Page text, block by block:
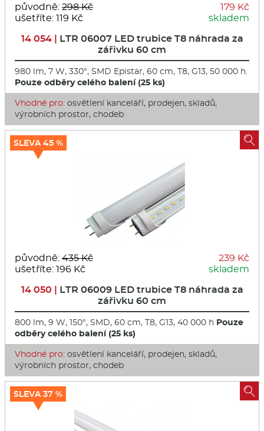
původně: 298 Kč
ušetříte: 119 Kč
179 Kč
skladem
14 054 | LTR 06007 LED trubice T8 náhrada za
zářivku 60 cm
980 lm, 7 W, 330°, SMD Epistar, 60 cm, T8, G13, 50 000 h.
Pouze odběry celého balení (25 ks)
Vhodné pro: osvětlení kanceláří, prodejen, skladů,
výrobních prostor, chodeb
původně: 435 Kč
ušetříte: 196 Kč
239 Kč
skladem
14 050 | LTR 06009 LED trubice T8 náhrada za
zářivku 60 cm
800 lm, 9 W, 150°, SMD, 60 cm, T8, G13, 40 000 h Pouze
odběry celého balení (25 ks)
Vhodné pro: osvětlení kanceláří, prodejen, skladů,
výrobních prostor, chodeb
SLEVA 45 % 
SLEVA 37 % 